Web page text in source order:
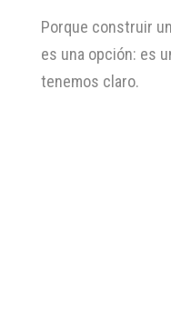
Porque construir
es una opción: es
tenemos claro.